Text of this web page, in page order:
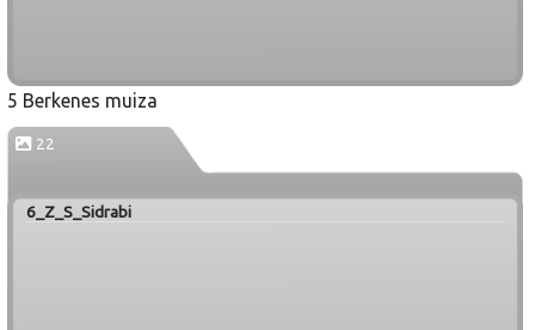
5 Berkenes muiza
22
6_Z_S_Sidrabi